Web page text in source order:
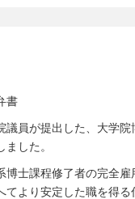
書
員が提出した、大学
した。
士課程修了者の完全
より安定した職を得